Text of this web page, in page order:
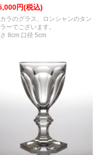
円(税込)
ラのグラス、ロンシャンのタン
ーでございます。
8cm 口径 5cm